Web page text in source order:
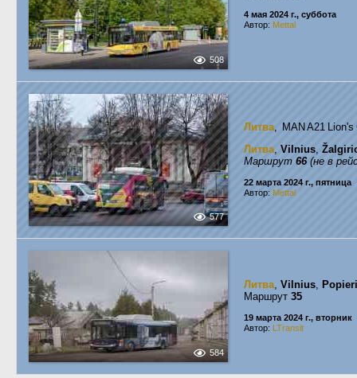
508
4 мая 2024 г., суббота
Автор: Mettal
577
Литва, MAN A21
Литва, Vilnius,
Маршрут 66(не в
22 марта 2024 г., пятница
Автор: Mettal
584
Литва, Vilnius,
Маршрут 35
19 марта 2024 г., вторник
Автор: LTransit